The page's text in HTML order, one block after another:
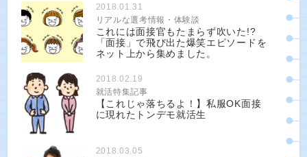
2018.01.31
リアルな選考情報・体験談
これには面接官もたまらず吹いた!?
「面接」で飛び出た爆笑エピソードを
ネット上から集めました。
2018.02.19
就活特集記事
【これじゃ落ちるよ！】私服OK面接
に現れたトンデモ就活生
2018.03.05